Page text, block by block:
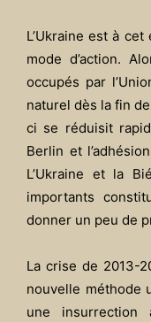
L’Ukraine est à
mode d’action.
occupés par
naturel dès la fin
ci se réduisit
Berlin et
L’Ukraine et la
importants
donner un peu de
La crise de 2013-
nouvelle méthode
une insurrection